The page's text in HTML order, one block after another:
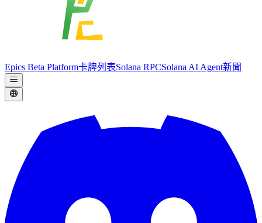
Epics Beta Platform卡牌列表Solana RPCSolana AI Agent新聞